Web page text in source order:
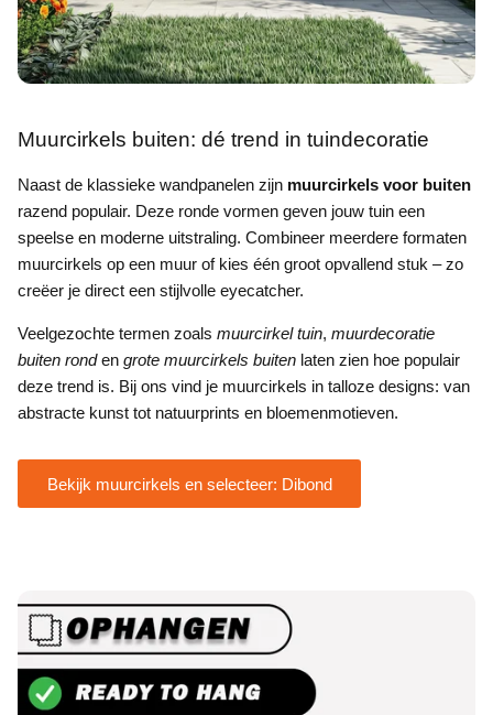
Muurcirkels buiten: dé trend in tuindecoratie
Naast de klassieke wandpanelen zijn muurcirkels voor buiten
razend populair. Deze ronde vormen geven jouw tuin een
speelse en moderne uitstraling. Combineer meerdere formaten
muurcirkels op een muur of kies één groot opvallend stuk – zo
creëer je direct een stijlvolle eyecatcher.
Veelgezochte termen zoals muurcirkel tuin, muurdecoratie
buiten ronden grote muurcirkels buiten laten zien hoe populair
deze trend is. Bij ons vind je muurcirkels in talloze designs: van
abstracte kunst tot natuurprints en bloemenmotieven.
Bekijk muurcirkels en selecteer: Dibond